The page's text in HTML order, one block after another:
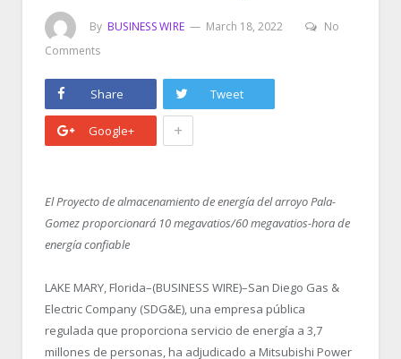
By BUSINESS WIRE March 18, 2022
No
Comments
Share Tweet
Google+ +
El Proyecto de almacenamiento de energía del arroyo Pala-
Gomez proporcionará 10 megavatios/60 megavatios-hora de
energía confiable
LAKE MARY, Florida–(BUSINESS WIRE)–San Diego Gas &
Electric Company (SDG&E), una empresa pública
regulada que proporciona servicio de energía a 3,7
millones de personas, ha adjudicado a Mitsubishi Power